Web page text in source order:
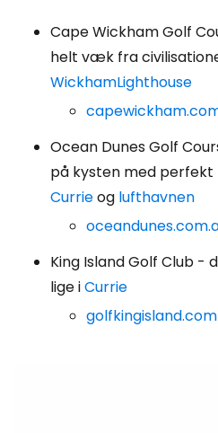
Cape Wickham Golf
helt væk fra
WickhamLighthouse
Ocean Dunes Golf
på kysten med
Currieog lufthavnen
King Island Golf Club -
lige iCurrie
golfkingisland.com